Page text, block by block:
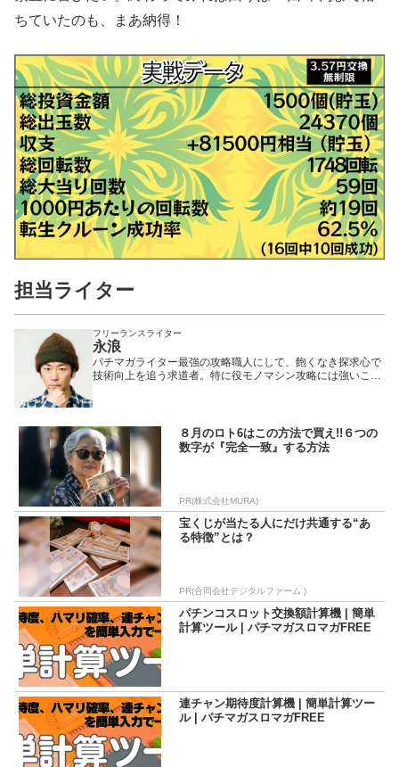
ちていたのも、まあ納得！
担当ライター
フリーランスライター
永浪
パチマガライター最強の攻略職人にして、飽くなき探求心で
技術向上を追う求道者。特に役モノマシン攻略には強いこだ
併せ持つ。我が拳は我流、我流は無形を体現する、「永」遠
の流「浪」人。
８月のロト6はこの方法で買え!!６つの
数字が『完全一致』する方法
PR(株式会社MURA)
宝くじが当たる人にだけ共通する“あ
る特徴”とは？
PR(合同会社デジタルファーム )
パチンコスロット交換額計算機 | 簡単
計算ツール | パチマガスロマガFREE
連チャン期待度計算機 | 簡単計算ツー
ル | パチマガスロマガFREE